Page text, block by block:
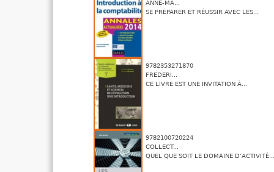
ANNE-MA...
SE PRÉPARER ET RÉUSSIR AVEC LES...
9782353271870
FREDERI...
CE LIVRE EST UNE INVITATION À...
9782100720224
COLLECT...
QUEL QUE SOIT LE DOMAINE D’ACTIVITÉ...